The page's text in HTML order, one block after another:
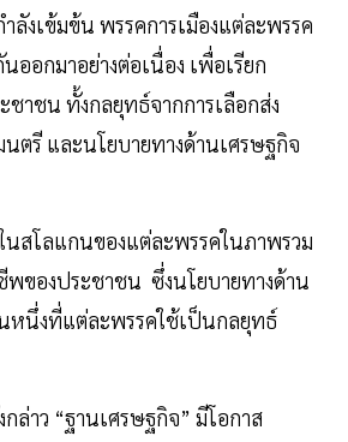
ำลังเข้มข้น พรรคการเมืองแต่ละพรรค
ออกมาอย่างต่อเนื่อง เพื่อเรียก
าชน ทั้งกลยุทธ์จากการเลือกส่ง
ตรี และนโยบายทางด้านเศรษฐกิจ
สโลแกนของแต่ละพรรคในภาพรวม
พของประชาชน ซึ่งนโยบายทางด้าน
หนึ่งที่แต่ละพรรคใช้เป็นกลยุทธ์
ล่าว “ฐานเศรษฐกิจ” มีโอกาส